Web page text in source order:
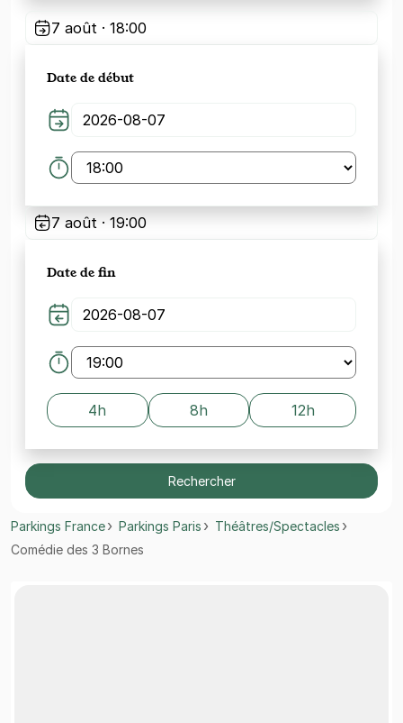
7 août · 18:00
Date de début
7 août · 19:00
Date de fin
4h 8h 12h
Rechercher
Parkings France Parkings Paris
Théâtres/Spectacles
Comédie des 3 Bornes